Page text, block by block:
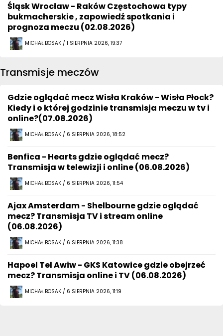
Śląsk Wrocław - Raków Częstochowa typy
bukmacherskie , zapowiedź spotkania i
prognoza meczu (02.08.2026)
MICHAŁ BOSAK / 1 SIERPNIA 2026, 19:37
Transmisje meczów
Gdzie oglądać mecz Wisła Kraków - Wisła Płock?
Kiedy i o której godzinie transmisja meczu w tv i
online?(07.08.2026)
MICHAŁ BOSAK / 6 SIERPNIA 2026, 18:52
Benfica - Hearts gdzie oglądać mecz?
Transmisja w telewizji i online (06.08.2026)
MICHAŁ BOSAK / 6 SIERPNIA 2026, 11:54
Ajax Amsterdam - Shelbourne gdzie oglądać
mecz? Transmisja TV i stream online
(06.08.2026)
MICHAŁ BOSAK / 6 SIERPNIA 2026, 11:38
Hapoel Tel Awiw - GKS Katowice gdzie obejrzeć
mecz? Transmisja online i TV (06.08.2026)
MICHAŁ BOSAK / 6 SIERPNIA 2026, 11:19